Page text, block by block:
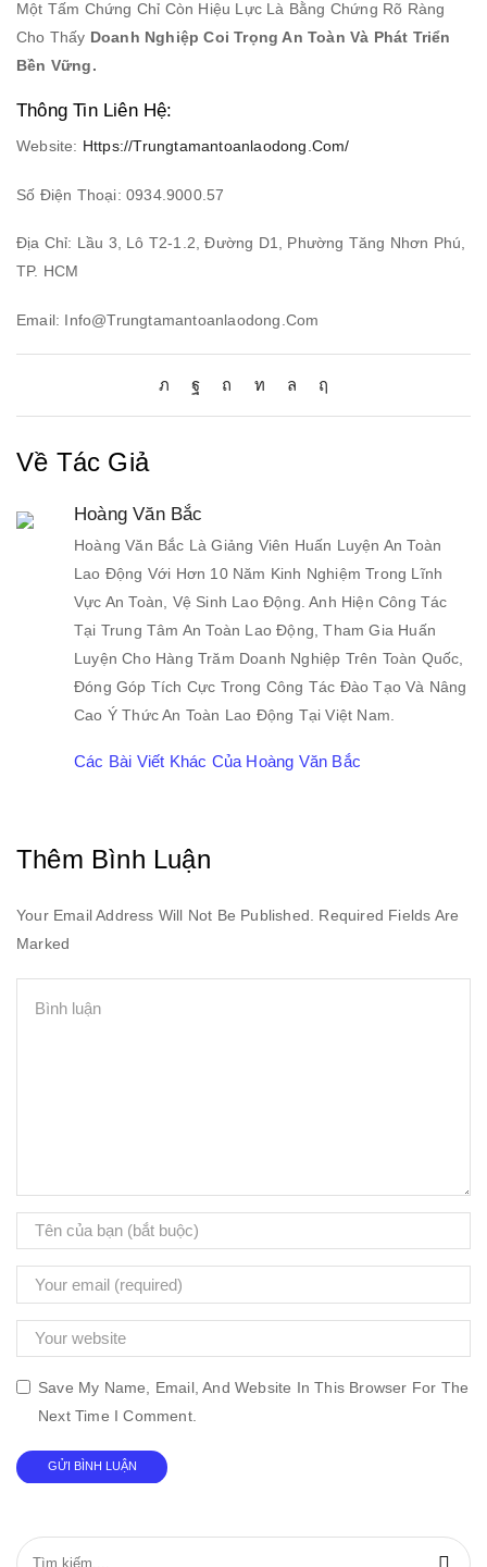
Một Tấm Chứng Chỉ Còn Hiệu Lực Là Bằng Chứng Rõ Ràng
Cho Thấy Doanh Nghiệp Coi Trọng An Toàn Và Phát Triển
Bền Vững.
Thông Tin Liên Hệ:
Website: Https://trungtamantoanlaodong.com/
Số Điện Thoại: 0934.9000.57
Địa Chỉ: Lầu 3, Lô T2-1.2, Đường D1, Phường Tăng Nhơn Phú,
TP. HCM
Email: Info@trungtamantoanlaodong.com
Về Tác Giả
Hoàng Văn Bắc
Hoàng Văn Bắc Là Giảng Viên Huấn Luyện An Toàn
Lao Động Với Hơn 10 Năm Kinh Nghiệm Trong Lĩnh
Vực An Toàn, Vệ Sinh Lao Động. Anh Hiện Công Tác
Tại Trung Tâm An Toàn Lao Động, Tham Gia Huấn
Luyện Cho Hàng Trăm Doanh Nghiệp Trên Toàn Quốc,
Đóng Góp Tích Cực Trong Công Tác Đào Tạo Và Nâng
Cao Ý Thức An Toàn Lao Động Tại Việt Nam.
Các Bài Viết Khác Của Hoàng Văn Bắc
Thêm Bình Luận
Your Email Address Will Not Be Published. Required Fields Are
Marked
Save My Name, Email, And Website In This Browser For The
Next Time I Comment.